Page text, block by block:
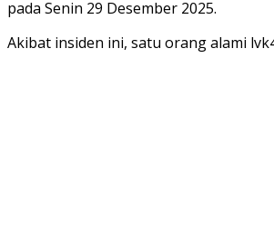
pada Senin 29 Desember 2025.
Akibat insiden ini, satu orang alami